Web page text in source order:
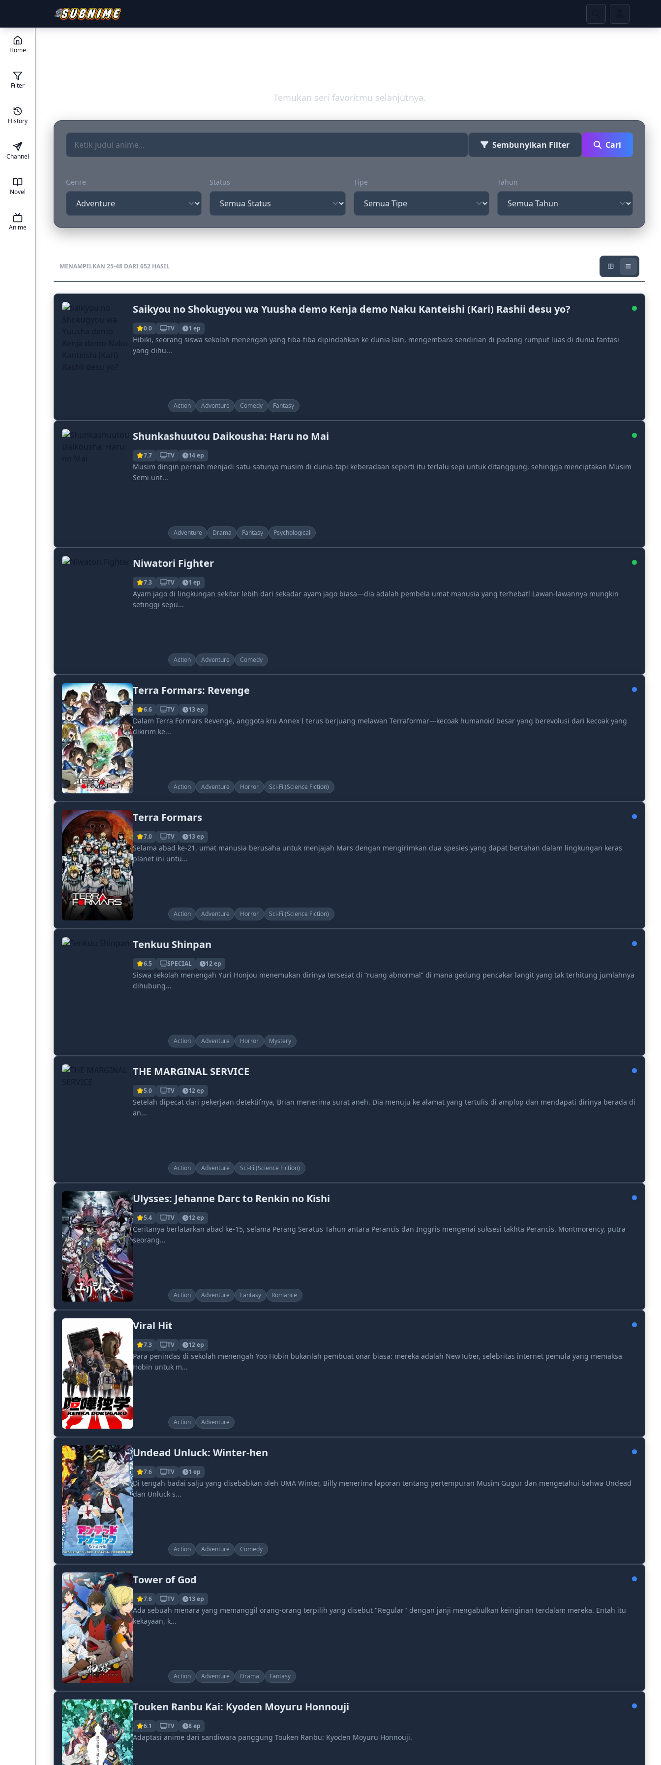
Home
Filter
History
Channel
Novel
Anime
Temukan seri favoritmu selanjutnya.
Sembunyikan Filter Cari
Genre Status Tipe Tahun
MENAMPILKAN 25-48 DARI 652 HASIL
Saikyou no Shokugyou wa Yuusha demo Kenja demo Naku Kanteishi (Kari) Rashii desu yo?
0.0 TV 1 ep
Hibiki, seorang siswa sekolah menengah yang tiba-tiba dipindahkan ke dunia lain, mengembara sendirian di padang rumput luas di dunia fantasi
yang dihu...
Action Adventure Comedy Fantasy
Shunkashuutou Daikousha: Haru no Mai
7.7 TV 14 ep
Musim dingin pernah menjadi satu-satunya musim di dunia-tapi keberadaan seperti itu terlalu sepi untuk ditanggung, sehingga menciptakan Musim
Semi unt...
Adventure Drama Fantasy Psychological
Niwatori Fighter
7.3 TV 1 ep
Ayam jago di lingkungan sekitar lebih dari sekadar ayam jago biasa—dia adalah pembela umat manusia yang terhebat! Lawan-lawannya mungkin
setinggi sepu...
Action Adventure Comedy
Terra Formars: Revenge
6.6 TV 13 ep
Dalam Terra Formars Revenge, anggota kru Annex I terus berjuang melawan Terraformar—kecoak humanoid besar yang berevolusi dari kecoak yang
dikirim ke...
Action Adventure Horror Sci-Fi (Science Fiction)
Terra Formars
7.0 TV 13 ep
Selama abad ke-21, umat manusia berusaha untuk menjajah Mars dengan mengirimkan dua spesies yang dapat bertahan dalam lingkungan keras
planet ini untu...
Action Adventure Horror Sci-Fi (Science Fiction)
Tenkuu Shinpan
6.5 SPECIAL 12 ep
Siswa sekolah menengah Yuri Honjou menemukan dirinya tersesat di “ruang abnormal” di mana gedung pencakar langit yang tak terhitung jumlahnya
dihubung...
Action Adventure Horror Mystery
THE MARGINAL SERVICE
5.0 TV 12 ep
Setelah dipecat dari pekerjaan detektifnya, Brian menerima surat aneh. Dia menuju ke alamat yang tertulis di amplop dan mendapati dirinya berada di
an...
Action Adventure Sci-Fi (Science Fiction)
Ulysses: Jehanne Darc to Renkin no Kishi
5.4 TV 12 ep
Ceritanya berlatarkan abad ke-15, selama Perang Seratus Tahun antara Perancis dan Inggris mengenai suksesi takhta Perancis. Montmorency, putra
seorang...
Action Adventure Fantasy Romance
Viral Hit
7.3 TV 12 ep
Para penindas di sekolah menengah Yoo Hobin bukanlah pembuat onar biasa: mereka adalah NewTuber, selebritas internet pemula yang memaksa
Hobin untuk m...
Action Adventure
Undead Unluck: Winter-hen
7.6 TV 1 ep
Di tengah badai salju yang disebabkan oleh UMA Winter, Billy menerima laporan tentang pertempuran Musim Gugur dan mengetahui bahwa Undead
dan Unluck s...
Action Adventure Comedy
Tower of God
7.6 TV 13 ep
Ada sebuah menara yang memanggil orang-orang terpilih yang disebut "Regular" dengan janji mengabulkan keinginan terdalam mereka. Entah itu
kekayaan, k...
Action Adventure Drama Fantasy
Touken Ranbu Kai: Kyoden Moyuru Honnouji
6.1 TV 8 ep
Adaptasi anime dari sandiwara panggung Touken Ranbu: Kyoden Moyuru Honnouji.